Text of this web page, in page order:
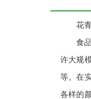
花
食
许大规
等。在
各样的